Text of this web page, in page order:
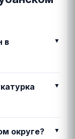
в
округе?